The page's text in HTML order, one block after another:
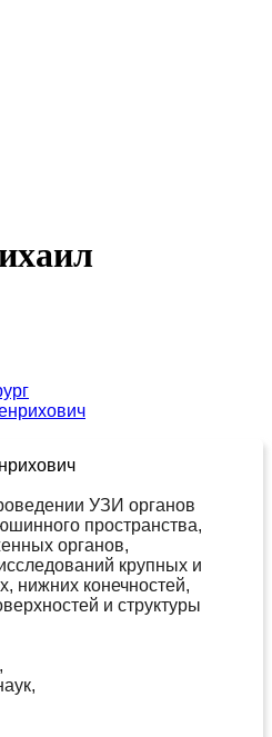
УЗИ органов
пространства,
органов,
крупных и
нижних конечностей,
и структуры